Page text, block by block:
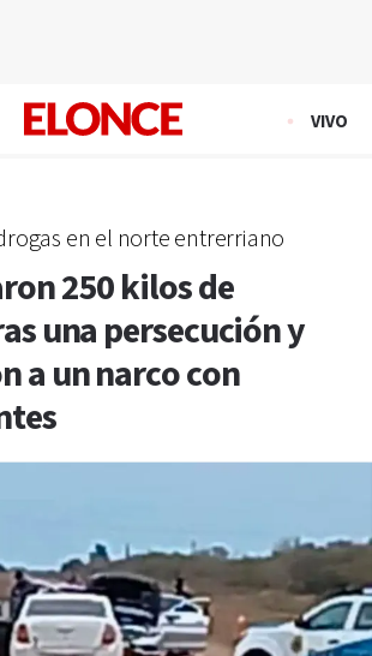
VIVO
en el norte entrerriano
250 kilos de
una persecución y
a un narco con